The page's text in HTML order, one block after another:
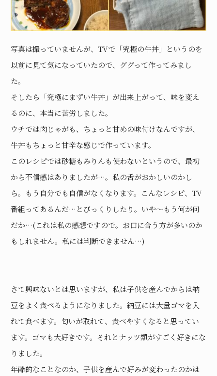
写真は撮っていませんが、TVで「究極の牛丼」というのを
以前に見て気になっていたので、ググって作ってみまし
た。
そしたら「究極にまずい牛丼」が出来上がって、味を変え
るのに、本当に苦労しました。
ウチでは肉じゃがも、ちょっと甘めの味付けなんですが、
牛丼もちょっと甘辛な感じで作っています。
このレシピでは砂糖もみりんも使わないというので、最初
から不信感はありましたが…。私の舌がおかしいのかし
ら。もう自分でも自信がなくなります。こんなレシピ、TV
番組ってあるんだ…とびっくりしたり。いや〜もう何が何
だか…(これは私の感想ですので。お口に合う方が多いのか
もしれません。私には判断できません…)
さて興味ないとは思いますが、私は子供を産んでからは納
豆をよく食べるようになりました。納豆には大量ゴマを入
れて食べます。匂いが取れて、食べやすくなると思ってい
ます。ゴマも大好きです。それとナッツ類がすごく好きにな
りました。
年齢的なことなのか、子供を産んで好みが変わったのかは